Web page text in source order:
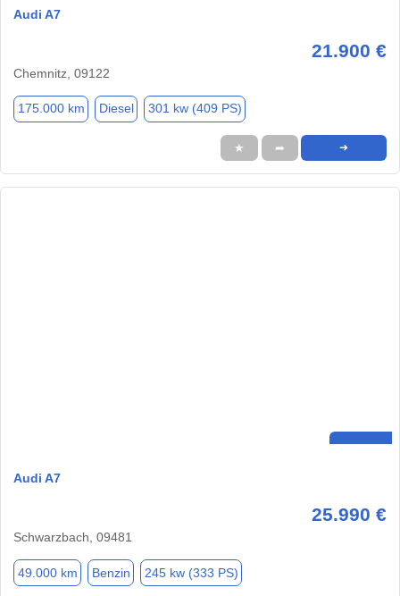
Audi A7
21.900 €
Chemnitz, 09122
175.000 km Diesel 301 kw (409 PS)
★ ➦ ➜
Audi A7
25.990 €
Schwarzbach, 09481
49.000 km Benzin 245 kw (333 PS)